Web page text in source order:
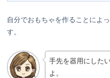
自分でおもちゃを作ることによ
す。
手先を器用にした
よ。